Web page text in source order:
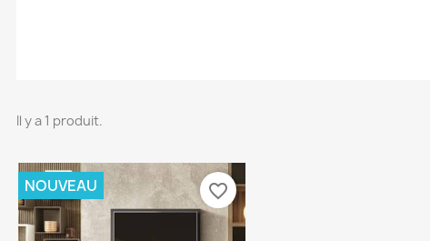
Il y a 1 produit.
NOUVEAU favorite_border